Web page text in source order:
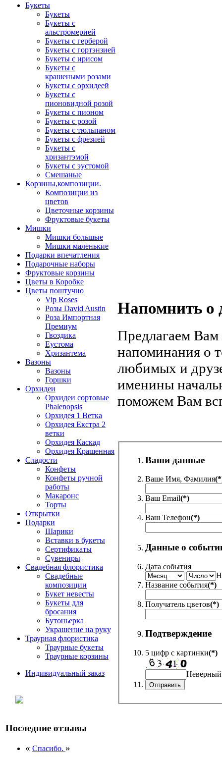
Букеты
Букеты
Букеты с
альстромерией
Букеты с герберой
Букеты с гортэнзией
Букеты с ирисом
Букеты с
крашеными розами
Букеты с орхидеей
Букеты с
пионовидной розой
Букеты с пионом
Букеты с розой
Букеты с тюльпаном
Букеты с фрезией
Букеты с
хризантэмой
Букеты с эустомой
Смешаные
Корзины,композиции.
Композиции из
цветов
Цветочные корзины
Фруктовые букеты
Мишки
Мишки большые
Мишки маленькие
Подарки впечатления
Подарочные наборы
Фруктовые корзины
Цветы в Коробке
Цветы поштучно
Vip Roses
Розы David Austin
Роза Импортная
Премиум
Гвоздика
Еустома
Хризантема
Вазоны
Вазоны
Горшки
Орхидеи
Орхидеи сортовые
Phalenopsis
Орхидея 1 Ветка
Орхидея Екстра 2
ветки
Орхидея Каскад
Орхидея Крашенная
Сладости
Конфеты
Конфеты ручной
работы
Макаронс
Торты
Открытки
Подарки
Шарики
Вставки в букеты
Сертификаты
Сувениры
Свадебная флористика
Свадебные
композиции
Букет невесты
Букеты для
бросания
Бутоньерка
Украшение на руку
Траурная флористика
Траурные букеты
Траурные корзины
Индивидуальный заказ
Последние отзывы
« Спасибо. »
Напомнить о
Предлагаем Вам
напоминания о
любимых и
именины
поможем Вам
Ваши данные
Ваше Имя, Фамилия
Ваш Email(*)
Ваш Телефон(*)
Данные о
Дата события
Название события(*)
Получатель цветов(*)
Подтверждение
5 цифр с картинки(*)